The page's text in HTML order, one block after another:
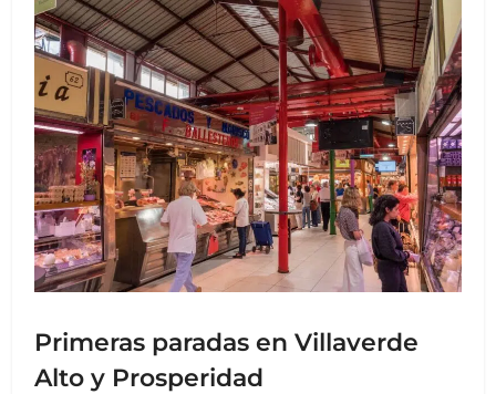
Primeras paradas en Villaverde
Alto y Prosperidad